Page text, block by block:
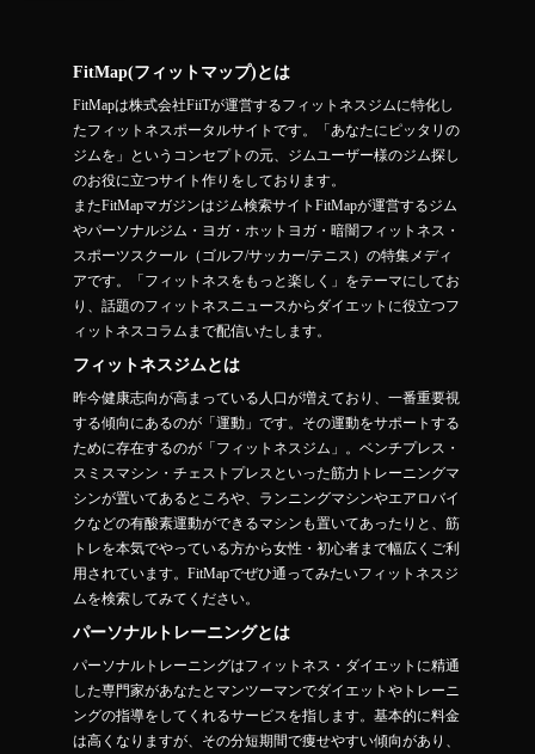
FitMap(フィットマップ)とは
FitMapは株式会社FiiTが運営するフィットネスジムに特化し
たフィットネスポータルサイトです。「あなたにピッタリの
ジムを」というコンセプトの元、ジムユーザー様のジム探し
のお役に立つサイト作りをしております。
またFitMapマガジンはジム検索サイトFitMapが運営するジム
やパーソナルジム・ヨガ・ホットヨガ・暗闇フィットネス・
スポーツスクール（ゴルフ/サッカー/テニス）の特集メディ
アです。「フィットネスをもっと楽しく」をテーマにしてお
り、話題のフィットネスニュースからダイエットに役立つフ
ィットネスコラムまで配信いたします。
フィットネスジムとは
昨今健康志向が高まっている人口が増えており、一番重要視
する傾向にあるのが「運動」です。その運動をサポートする
ために存在するのが「フィットネスジム」。ベンチプレス・
スミスマシン・チェストプレスといった筋力トレーニングマ
シンが置いてあるところや、ランニングマシンやエアロバイ
クなどの有酸素運動ができるマシンも置いてあったりと、筋
トレを本気でやっている方から女性・初心者まで幅広くご利
用されています。FitMapでぜひ通ってみたいフィットネスジ
ムを検索してみてください。
パーソナルトレーニングとは
パーソナルトレーニングはフィットネス・ダイエットに精通
した専門家があなたとマンツーマンでダイエットやトレーニ
ングの指導をしてくれるサービスを指します。基本的に料金
は高くなりますが、その分短期間で痩せやすい傾向があり、